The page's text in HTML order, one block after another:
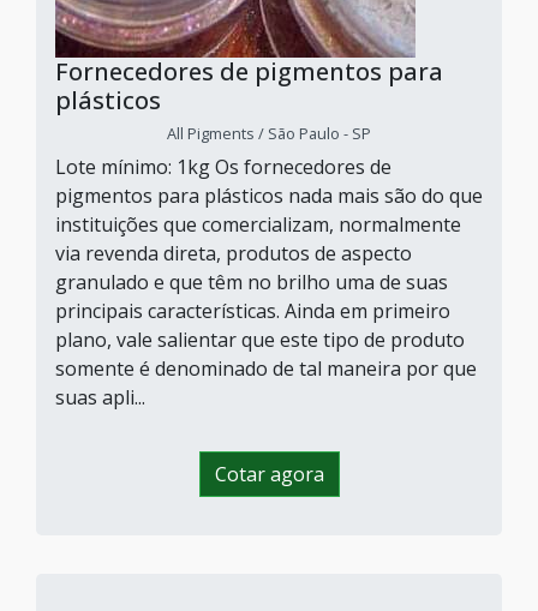
Fornecedores de pigmentos para
plásticos
All Pigments / São Paulo - SP
Lote mínimo: 1kg Os fornecedores de
pigmentos para plásticos nada mais são do que
instituições que comercializam, normalmente
via revenda direta, produtos de aspecto
granulado e que têm no brilho uma de suas
principais características. Ainda em primeiro
plano, vale salientar que este tipo de produto
somente é denominado de tal maneira por que
suas apli...
Cotar agora